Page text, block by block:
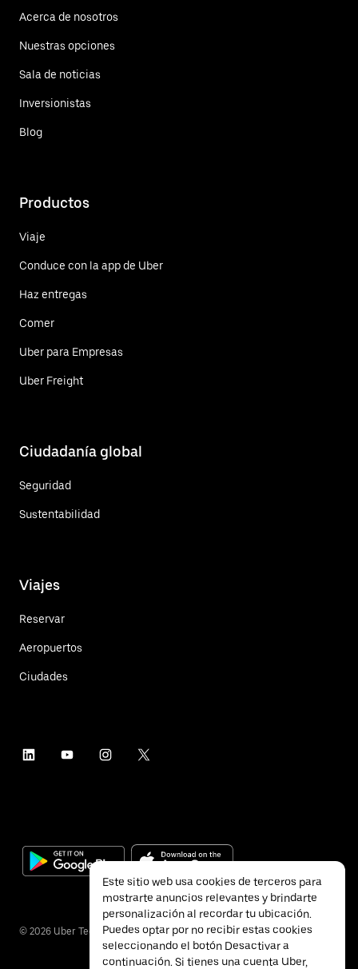
Acerca de nosotros
Nuestras opciones
Sala de noticias
Inversionistas
Blog
Productos
Viaje
Conduce con la app de Uber
Haz entregas
Comer
Uber para Empresas
Uber Freight
Ciudadanía global
Seguridad
Sustentabilidad
Viajes
Reservar
Aeropuertos
Ciudades
© 2026 Uber Technologies Inc.
Este sitio web usa cookies de terceros para
mostrarte anuncios relevantes y brindarte
personalización al recordar tu ubicación.
Puedes optar por no recibir estas cookies
seleccionando el botón Desactivar a
continuación. Si tienes una cuenta Uber,